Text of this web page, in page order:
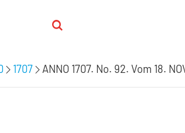
1707 ANNO 1707. No. 92. Vom 18.